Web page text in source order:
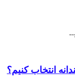
انتخاب کنیم؟